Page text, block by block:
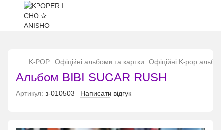
K-POP Офіційні альбоми та картки Офіційні K-pop
Альбом BIBI SUGAR RUSH
Артикул: з-010503 Написати відгук